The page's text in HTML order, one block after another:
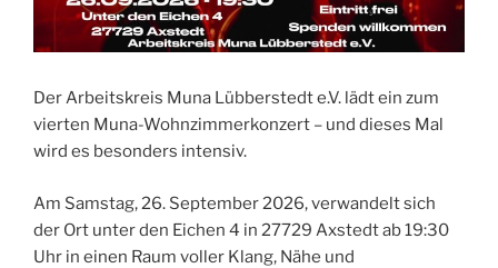
Der Arbeitskreis Muna Lübberstedt e.V. lädt ein zum
vierten Muna-Wohnzimmerkonzert – und dieses Mal
wird es besonders intensiv.
Am Samstag, 26. September 2026, verwandelt sich
der Ort unter den Eichen 4 in 27729 Axstedt ab 19:30
Uhr in einen Raum voller Klang, Nähe und